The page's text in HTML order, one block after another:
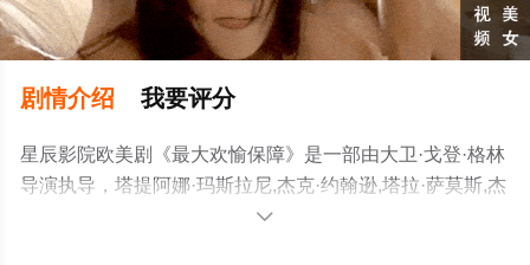
剧情介绍 我要评分
星辰影院欧美剧《最大欢愉保障》是一部由大卫·戈登·格林
导演执导，塔提阿娜·玛斯拉尼,杰克·约翰逊,塔拉·萨莫斯,杰
西·霍奇斯,詹妮弗·费林,查理·霍尔,大卫·加雷利克,乔恩·迈克
